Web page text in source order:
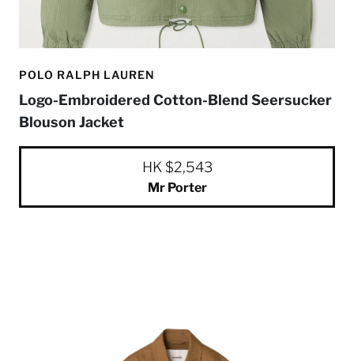
POLO RALPH LAUREN
Logo-Embroidered Cotton-Blend Seersucker
Blouson Jacket
HK $2,543
Mr Porter